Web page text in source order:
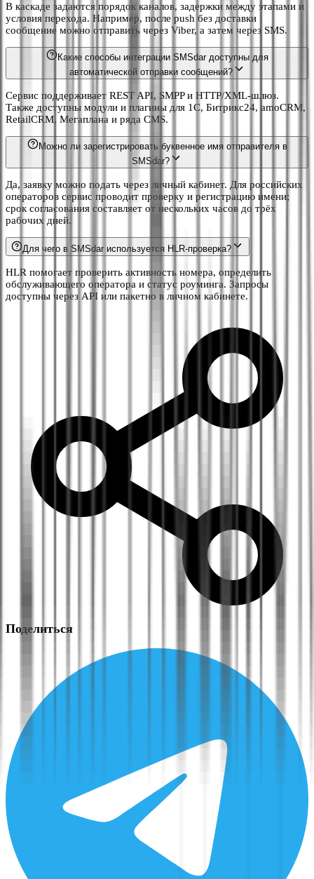
В каскаде задаются порядок каналов, задержки между этапами и
условия перехода. Например, после push без доставки
сообщение можно отправить через Viber, а затем через SMS.
Какие способы интеграции SMSdar доступны для
автоматической отправки сообщений?
Сервис поддерживает REST API, SMPP и HTTP/XML-шлюз.
Также доступны модули и плагины для 1С, Битрикс24, amoCRM,
RetailCRM, Мегаплана и ряда CMS.
Можно ли зарегистрировать буквенное имя отправителя в
SMSdar?
Да, заявку можно подать через личный кабинет. Для российских
операторов сервис проводит проверку и регистрацию имени;
срок согласования составляет от нескольких часов до трёх
рабочих дней.
Для чего в SMSdar используется HLR-проверка?
HLR помогает проверить активность номера, определить
обслуживающего оператора и статус роуминга. Запросы
доступны через API или пакетно в личном кабинете.
Поделиться